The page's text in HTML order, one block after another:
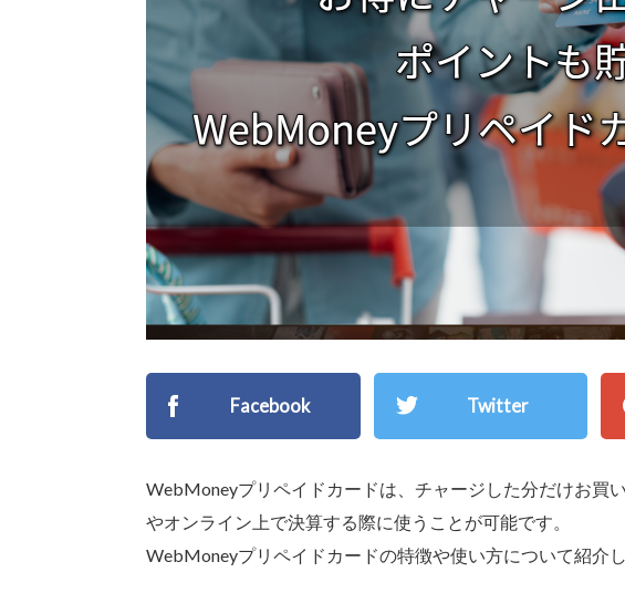
Facebook Twitter
WebMoneyプリペイドカードは、チャージした分だけお買
やオンライン上で決算する際に使うことが可能です。
WebMoneyプリペイドカードの特徴や使い方について紹介し